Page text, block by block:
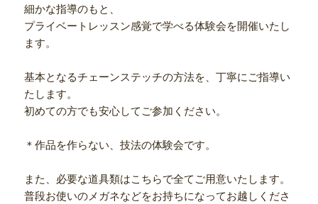
細かな指導のもと、
プライベートレッスン感覚で学べる体験会を開催いたし
ます。
基本となるチェーンステッチの方法を、丁寧にご指導い
たします。
初めての方でも安心してご参加ください。
＊作品を作らない、技法の体験会です。
また、必要な道具類はこちらで全てご用意いたします。
普段お使いのメガネなどをお持ちになってお越しくださ